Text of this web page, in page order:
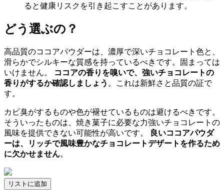
ると健康リスクを引き起こすことがあります。
どう選ぶの？
高品質のココアパウダーは、濃厚で深いチョコレート色と、
滑らかでシルキーな質感を持っているべきです。固まっては
いけません。
ココアの香りを嗅いで、強いチョコレートの
香りがするか確認しましょう 。これは新鮮さと品質の証で
す。
カビ臭がするものや色が褪せているものは避けるべきです。
そういったものは、焼き菓子に必要な力強いチョコレートの
風味を提供できない可能性が高いです。
良いココアパウダ
ーは、リッチで風味豊かなチョコレートデザートを作るため
に欠かせません。
リストに追加